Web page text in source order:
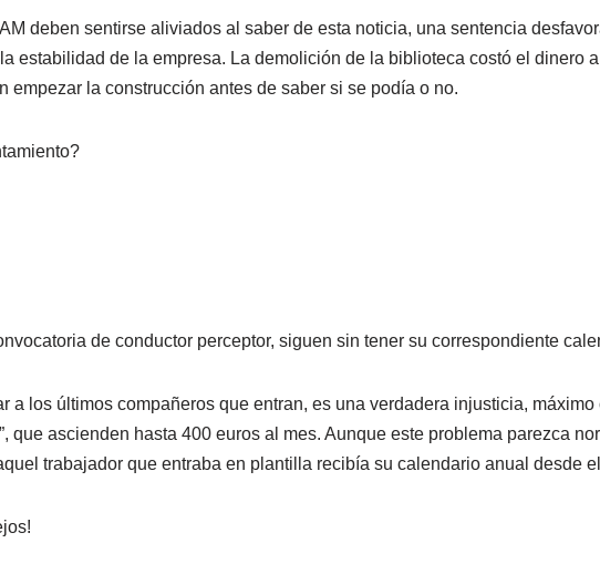
deben sentirse aliviados al saber de esta noticia, una sentencia
estabilidad de la empresa. La demolición de la biblioteca costó el dinero
empezar la construcción antes de saber si se podía o no.
de conductor perceptor, siguen sin tener su correspondiente
a los últimos compañeros que entran, es una verdadera injusticia,
que ascienden hasta 400 euros al mes. Aunque este problema parezca
trabajador que entraba en plantilla recibía su calendario anual desde